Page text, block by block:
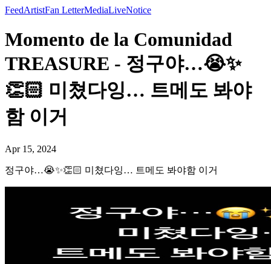
FeedArtistFan LetterMediaLiveNotice
Momento de la Comunidad
TREASURE - 정구야…😭✨
👏🏻 미쳤다잉… 트메도 봐야
함 이거
Apr 15, 2024
정구야…😭✨👏🏻 미쳤다잉… 트메도 봐야함 이거